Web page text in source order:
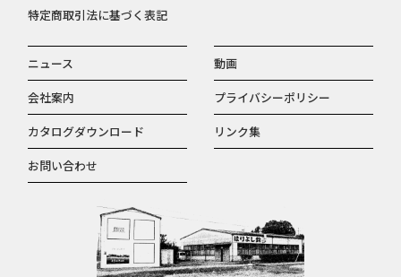
ニュース
動画
会社案内
プライバシーポリシー
カタログダウンロード
リンク集
お問い合わせ
特定商取引法に基づく表記